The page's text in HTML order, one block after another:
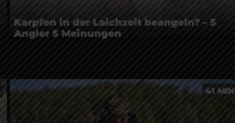
Karpfen in der Laichzeit beangeln? – 5
Angler 5 Meinungen
41 MIN